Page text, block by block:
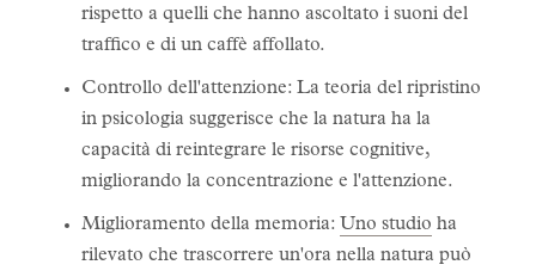
rispetto a quelli che hanno ascoltato i suoni del
traffico e di un caffè affollato.
Controllo dell'attenzione: La teoria del ripristino
in psicologia suggerisce che la natura ha la
capacità di reintegrare le risorse cognitive,
migliorando la concentrazione e l'attenzione.
Miglioramento della memoria: Uno studio ha
rilevato che trascorrere un'ora nella natura può